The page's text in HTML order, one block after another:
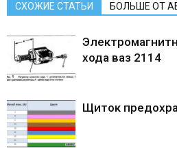
СХОЖИЕ СТАТЬИ БОЛЬШЕ ОТ
хода ваз 2114
Щиток